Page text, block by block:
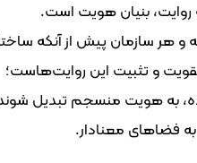
روایت، بنیان هویت است.
هر سازمان پیش از آنکه
و تثبیت این روایت‌هاست؛
به هویت منسجم تبدیل
فضاهای معنا‌دار.